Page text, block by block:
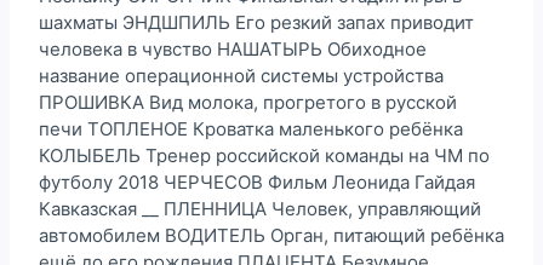
шахматы ЭНДШПИЛЬ Его резкий запах приводит
человека в чувство НАШАТЫРЬ Обиходное
название операционной системы устройства
ПРОШИВКА Вид молока, прогретого в русской
печи ТОПЛЕНОЕ Кроватка маленького ребёнка
КОЛЫБЕЛЬ Тренер российской команды на ЧМ по
футболу 2018 ЧЕРЧЕСОВ Фильм Леонида Гайдая
Кавказская __ ПЛЕННИЦА Человек, управляющий
автомобилем ВОДИТЕЛЬ Орган, питающий ребёнка